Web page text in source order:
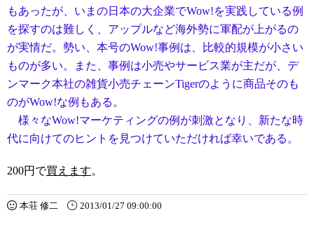
もあったが、いまの日本の大企業でWow!を実践している例
を探すのは難しく、アップルなど海外勢に軍配が上がるの
が実情だ。勢い、本号のWow!事例は、比較的規模が小さい
ものが多い。また、事例は小売やサービス業が主だが、デ
ンマーク本社の雑貨小売チェーンTigerのように商品そのも
のがWow!な例もある。
様々なWow!マーケティングの例が刺激となり、新たな時
代に向けてのヒントを見つけていただければ幸いである。
200円で買えます。
本荘 修二 2013/01/27 09:00:00